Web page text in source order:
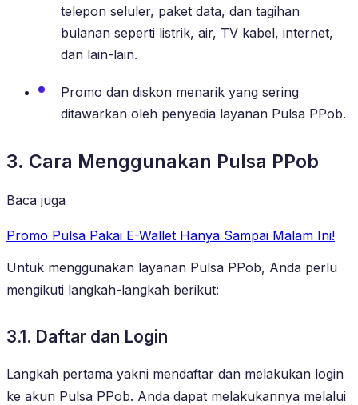
telepon seluler, paket data, dan tagihan
bulanan seperti listrik, air, TV kabel, internet,
dan lain-lain.
Promo dan diskon menarik yang sering
ditawarkan oleh penyedia layanan Pulsa PPob.
3. Cara Menggunakan Pulsa PPob
Baca juga
Promo Pulsa Pakai E-Wallet Hanya Sampai Malam Ini!
Untuk menggunakan layanan Pulsa PPob, Anda perlu
mengikuti langkah-langkah berikut:
3.1. Daftar dan Login
Langkah pertama yakni mendaftar dan melakukan login
ke akun Pulsa PPob. Anda dapat melakukannya melalui